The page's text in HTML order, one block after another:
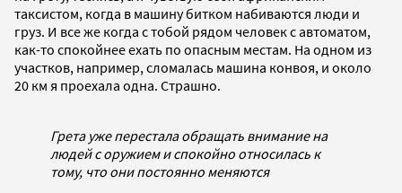
таксистом, когда в машину битком набиваются люди и
груз. И все же когда с тобой рядом человек с автоматом,
как-то спокойнее ехать по опасным местам. На одном из
участков, например, сломалась машина конвоя, и около
20 км я проехала одна. Страшно.
Грета уже перестала обращать внимание на
людей с оружием и спокойно относилась к
тому, что они постоянно меняются